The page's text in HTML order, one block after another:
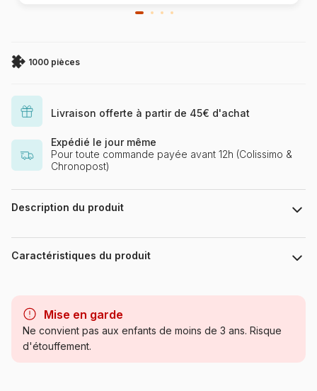
1000 pièces
Livraison offerte à partir de 45€ d'achat
Expédié le jour même
Pour toute commande payée avant 12h (Colissimo &
Chronopost)
Description du produit
Jena Dellagrottaglia
Caractéristiques du produit
Catégorie Puzzles - Papillons
Mise en garde
Ne convient pas aux enfants de moins de 3 ans. Risque
d'étouffement.